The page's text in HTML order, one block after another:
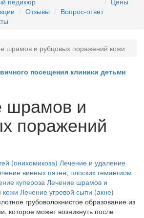
Отзывы
Вопрос-ответ
шрамов и рубцовых поражений кожи
посещения клиники детьми
шрамов и
поражений
(онихомикоза) Лечение и удаление
винных пятен, плоских гемангиом
купероза Лечение шрамов и
кожи Лечение угревой сыпи (акне)
грубоволокнистое образование из
которое может возникнуть после